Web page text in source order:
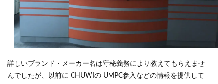
詳しいブランド・メーカー名は守秘義務により教えてもらえませ
んでしたが、以前に CHUWIの UMPC参入などの情報を提供して